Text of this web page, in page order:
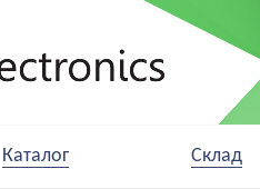
Каталог Склад